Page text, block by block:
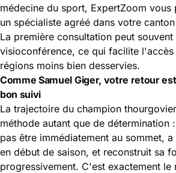
médecine du sport, ExpertZoom vous
un spécialiste agréé dans votre
La première consultation peut
visioconférence, ce qui facilite l'accès
régions moins bien desservies.
Comme Samuel Giger, votre retour
bon suivi
La trajectoire du champion
méthode autant que de détermination
pas être immédiatement au sommet,
en début de saison, et reconstruit sa
progressivement. C'est exactement le